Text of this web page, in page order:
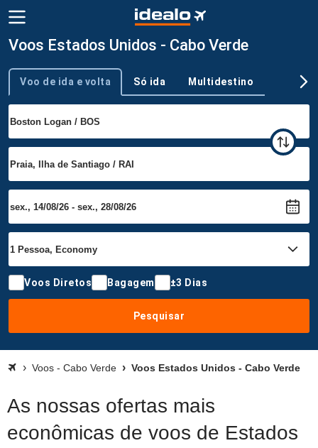
Voos Estados Unidos - Cabo Verde
Tipo de viagem
Voo de ida e volta Só ida Multidestino
Voos Diretos Bagagem ±3 Dias
Pesquisar
Voos - Cabo Verde Voos Estados Unidos - Cabo Verde
As nossas ofertas mais
econômicas de voos de Estados